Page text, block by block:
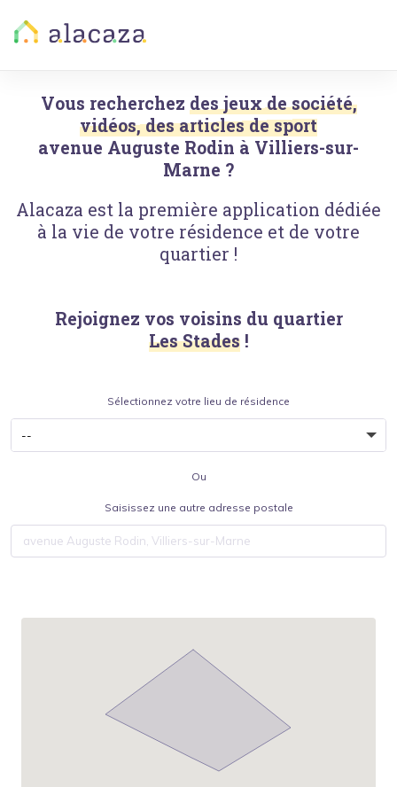
Vous recherchez des jeux de société,
vidéos, des articles de sport
avenue Auguste Rodin à Villiers-sur-
Marne ?
Alacaza est la première application dédiée
à la vie de votre résidence et de votre
quartier !
Rejoignez vos voisins du quartier
Les Stades !
Sélectionnez votre lieu de résidence
Ou
Saisissez une autre adresse postale